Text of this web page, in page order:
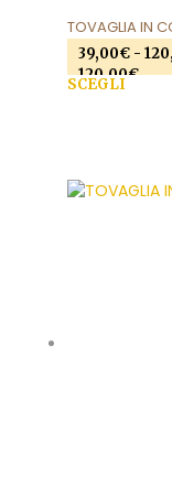
TOVAGLIA IN
39,00€ -
120,00€
SCEGLI